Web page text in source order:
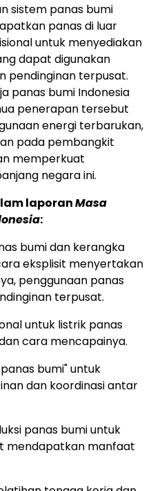
sistem panas bumi
panas di luar
untuk menyediakan
dapat digunakan
pendinginan terpusat.
panas bumi Indonesia
penerapan tersebut
energi terbarukan,
pada pembangkit
memperkuat
negara ini.
laporanMasa
:
bumi dan kerangka
eksplisit menyertakan
penggunaan panas
terpusat.
untuk listrik panas
cara mencapainya.
bumi" untuk
dan koordinasi antar
panas bumi untuk
mendapatkan manfaat